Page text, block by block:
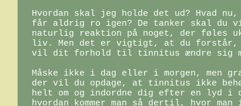
Hvordan skal jeg holde det ud? Hvad
får aldrig ro igen? De tanker skal du
naturlig reaktion på noget, der føles
liv. Men det er vigtigt, at du forstår,
vil dit forhold til tinnitus ændre sig
Måske ikke i dag eller i morgen, men
der vil du opdage, at tinnitus ikke
helt om og indordne dig efter en lyd i
hvordan kommer man så dertil, hvor